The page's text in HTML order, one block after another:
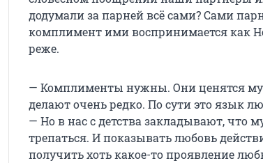
додумали за парней всё сами? Сами
комплимент ими воспринимается как
реже.
— Комплименты нужны. Они ценятся
делают очень редко. По сути это язык
— Но в нас с детства закладывают, что
трепаться. И показывать любовь
получить хоть какое-то проявление